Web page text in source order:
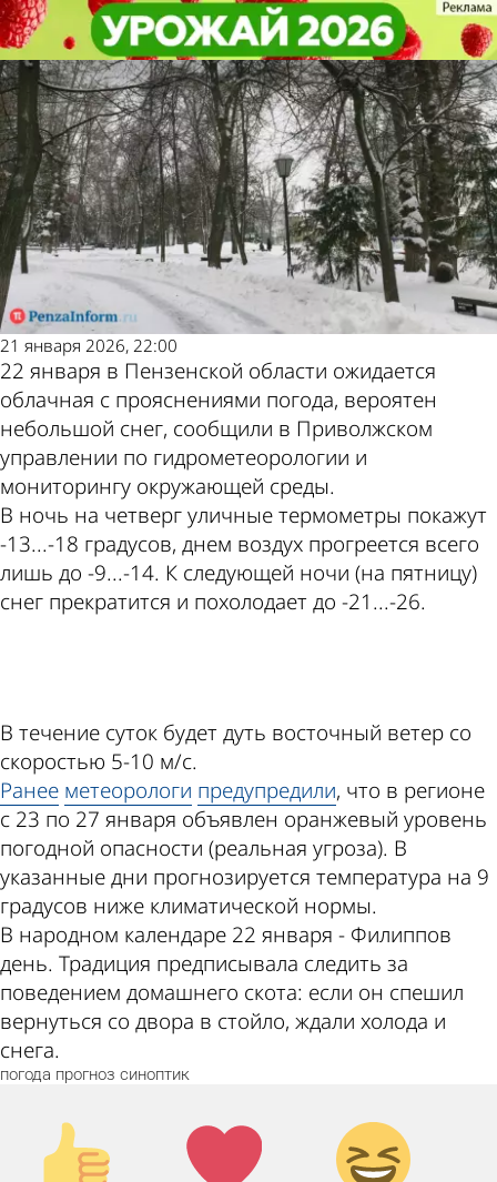
22 января в Пензенской области
усилится похолодание
Общество
21 января 2026, 22:00
22 января в Пензенской области ожидается
облачная с прояснениями погода, вероятен
небольшой снег, сообщили в Приволжском
управлении по гидрометеорологии и
мониторингу окружающей среды.
В ночь на четверг уличные термометры покажут
-13...-18 градусов, днем воздух прогреется всего
лишь до -9...-14. К следующей ночи (на пятницу)
снег прекратится и похолодает до -21...-26.
В течение суток будет дуть восточный ветер со
скоростью 5-10 м/с.
Ранее метеорологи предупредили, что в регионе
с 23 по 27 января объявлен оранжевый уровень
погодной опасности (реальная угроза). В
указанные дни прогнозируется температура на 9
градусов ниже климатической нормы.
В народном календаре 22 января - Филиппов
день. Традиция предписывала следить за
поведением домашнего скота: если он спешил
вернуться со двора в стойло, ждали холода и
снега.
погода прогноз синоптик
Палец
вверх!
Лайк!
Дикий
смех!
22 января в Пензенской области
усилится похолодание
Общество
Другие новости по
теме
Погода и курсы
валют в Пензе